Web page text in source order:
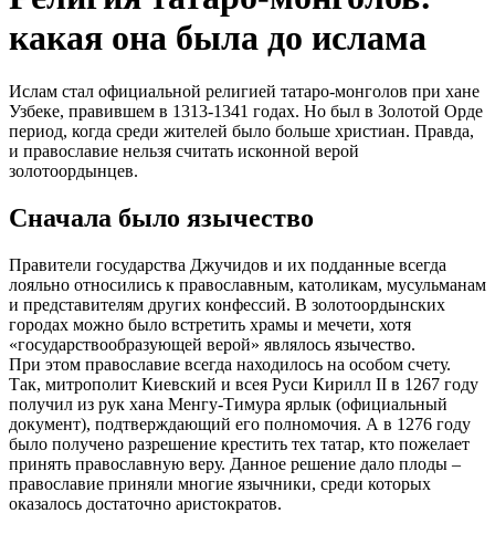
какая она была до ислама
Ислам стал официальной религией татаро-монголов при хане
Узбеке, правившем в 1313-1341 годах. Но был в Золотой Орде
период, когда среди жителей было больше христиан. Правда,
и православие нельзя считать исконной верой
золотоордынцев.
Сначала было язычество
Правители государства Джучидов и их подданные всегда
лояльно относились к православным, католикам, мусульманам
и представителям других конфессий. В золотоордынских
городах можно было встретить храмы и мечети, хотя
«государствообразующей верой» являлось язычество.
При этом православие всегда находилось на особом счету.
Так, митрополит Киевский и всея Руси Кирилл II в 1267 году
получил из рук хана Менгу-Тимура ярлык (официальный
документ), подтверждающий его полномочия. А в 1276 году
было получено разрешение крестить тех татар, кто пожелает
принять православную веру. Данное решение дало плоды –
православие приняли многие язычники, среди которых
оказалось достаточно аристократов.